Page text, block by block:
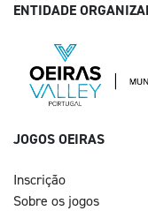
ENTIDADE
JOGOS OEIRAS
Inscrição
Sobre os jogos